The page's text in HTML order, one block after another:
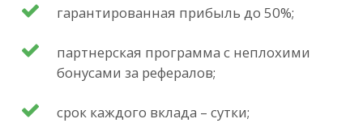
гарантированная прибыль до 50%;
партнерская программа с неплохими
бонусами за рефералов;
срок каждого вклада – сутки;